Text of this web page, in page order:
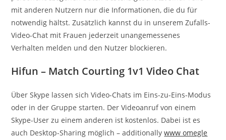
mit anderen Nutzern nur die Informationen, die du für
notwendig hältst. Zusätzlich kannst du in unserem Zufalls-
Video-Chat mit Frauen jederzeit unangemessenes
Verhalten melden und den Nutzer blockieren.
Hifun – Match Courting 1v1 Video Chat
Über Skype lassen sich Video-Chats im Eins-zu-Eins-Modus
oder in der Gruppe starten. Der Videoanruf von einem
Skype-User zu einem anderen ist kostenlos. Dabei ist es
auch Desktop-Sharing möglich – additionallywww omegle